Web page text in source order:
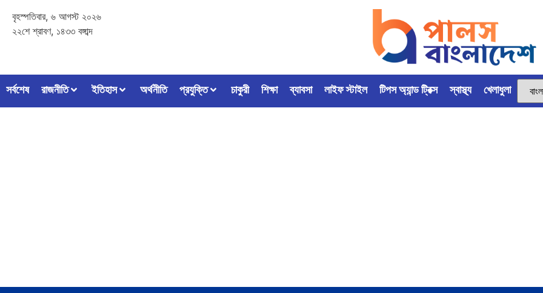
বৃহস্পতিবার, ৬ আগস্ট ২০২৬
২২শে শ্রাবণ, ১৪৩৩ বঙ্গাব্দ
সর্বশেষ রাজনীতি ইতিহাস অর্থনীতি প্রযুক্তি চাকুরী শিক্ষা ব্যাবসা লাইফ স্টাইল টিপস অ্যান্ড ট্রিক্স স্বাস্থ্য খেলাধুলা